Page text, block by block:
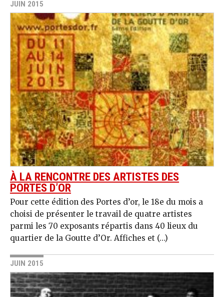
JUIN 2015
À LA RENCONTRE DES ARTISTES DES
PORTES D’OR
Pour cette édition des Portes d’or, le 18e du mois a
choisi de présenter le travail de quatre artistes
parmi les 70 exposants répartis dans 40 lieux du
quartier de la Goutte d’Or. Affiches et (…)
JUIN 2015